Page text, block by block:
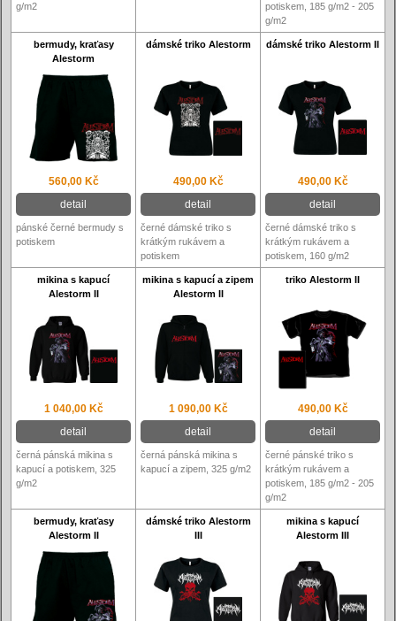
g/m2
potiskem, 185 g/m2 - 205
g/m2
bermudy, kraťasy
Alestorm
dámské triko Alestorm dámské triko Alestorm II
560,00 Kč
detail
490,00 Kč
detail
490,00 Kč
detail
pánské černé bermudy s
potiskem
černé dámské triko s
krátkým rukávem a
potiskem
černé dámské triko s
krátkým rukávem a
potiskem, 160 g/m2
mikina s kapucí
Alestorm II
mikina s kapucí a zipem
Alestorm II
triko Alestorm II
1 040,00 Kč
detail
1 090,00 Kč
detail
490,00 Kč
detail
černá pánská mikina s
kapucí a potiskem, 325
g/m2
černá pánská mikina s
kapucí a zipem, 325 g/m2
černé pánské triko s
krátkým rukávem a
potiskem, 185 g/m2 - 205
g/m2
bermudy, kraťasy
Alestorm II
dámské triko Alestorm
III
mikina s kapucí
Alestorm III